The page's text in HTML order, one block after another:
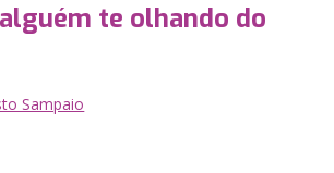
te olhando do
Sampaio